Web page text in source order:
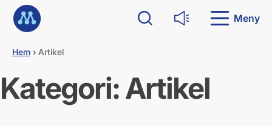
k
t
Sök
Läs upp Meny
Hem › Artikel
Kategori:Artikel